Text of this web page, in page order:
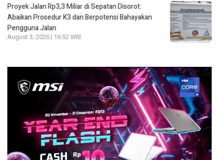
Proyek Jalan Rp3,3 Miliar di Sepatan Disorot:
Abaikan Prosedur K3 dan Berpotensi Bahayakan
Pengguna Jalan
August 3, 2026 | 16:52 WIB